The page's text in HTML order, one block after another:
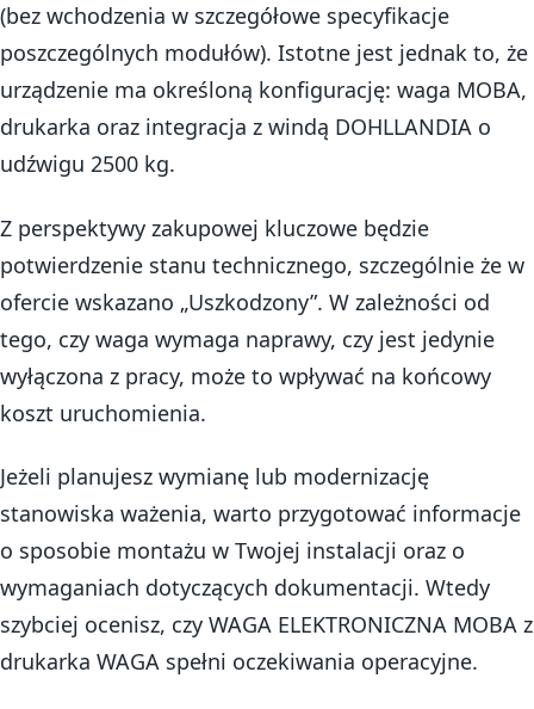
(bez wchodzenia w szczegółowe specyfikacje
poszczególnych modułów). Istotne jest jednak to, że
urządzenie ma określoną konfigurację: waga MOBA,
drukarka oraz integracja z windą DOHLLANDIA o
udźwigu 2500 kg.
Z perspektywy zakupowej kluczowe będzie
potwierdzenie stanu technicznego, szczególnie że w
ofercie wskazano „Uszkodzony”. W zależności od
tego, czy waga wymaga naprawy, czy jest jedynie
wyłączona z pracy, może to wpływać na końcowy
koszt uruchomienia.
Jeżeli planujesz wymianę lub modernizację
stanowiska ważenia, warto przygotować informacje
o sposobie montażu w Twojej instalacji oraz o
wymaganiach dotyczących dokumentacji. Wtedy
szybciej ocenisz, czy WAGA ELEKTRONICZNA MOBA z
drukarka WAGA spełni oczekiwania operacyjne.